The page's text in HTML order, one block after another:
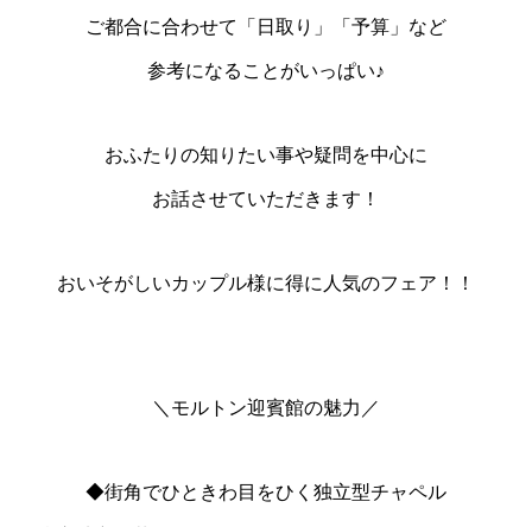
ご都合に合わせて「日取り」「予算」など
参考になることがいっぱい♪
おふたりの知りたい事や疑問を中心に
お話させていただきます！
おいそがしいカップル様に得に人気のフェア！！
＼モルトン迎賓館の魅力／
◆街角でひときわ目をひく独立型チャペル